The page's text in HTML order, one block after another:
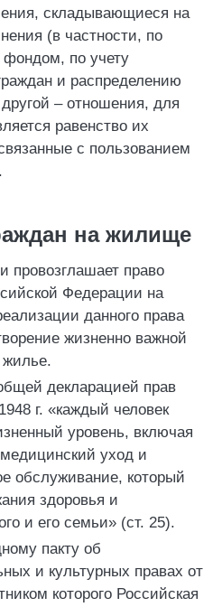
складывающиеся на
(в частности, по
по учету
и распределению
– отношения, для
равенство их
с пользованием
на жилище
провозглашает право
Федерации на
данного права
жизненно важной
жилье.
декларацией прав
г. «каждый человек
уровень, включая
уход и
обслуживание, который
здоровья и
и его семьи» (ст. 25).
пакту об
и культурных правах от
которого Российская